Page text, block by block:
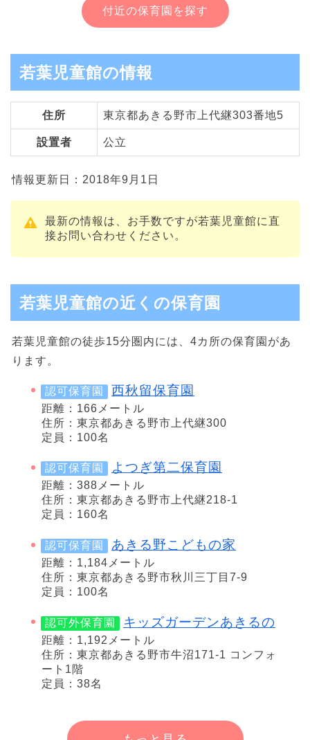
付近の保育園を探す
若葉児童館の情報
住所 東京都あきる野市上代継303番地5
設置者 公立
情報更新日：2018年9月1日
最新の情報は、お手数ですが若葉児童館に直
接お問い合わせください。
若葉児童館の近くの保育園
若葉児童館の徒歩15分圏内には、4カ所の保育園があ
ります。
認可保育園 西秋留保育園
距離：166メートル
住所：東京都あきる野市上代継300
定員：100名
認可保育園 よつぎ第二保育園
距離：388メートル
住所：東京都あきる野市上代継218-1
定員：160名
認可保育園 あきる野こどもの家
距離：1,184メートル
住所：東京都あきる野市秋川三丁目7-9
定員：100名
認可外保育園 キッズガーデンあきるの
距離：1,192メートル
住所：東京都あきる野市牛沼171-1 コンフォ
ート1階
定員：38名